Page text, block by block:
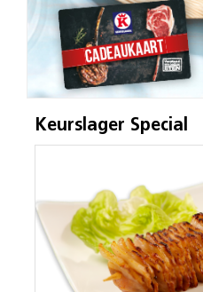
Keurslager Special